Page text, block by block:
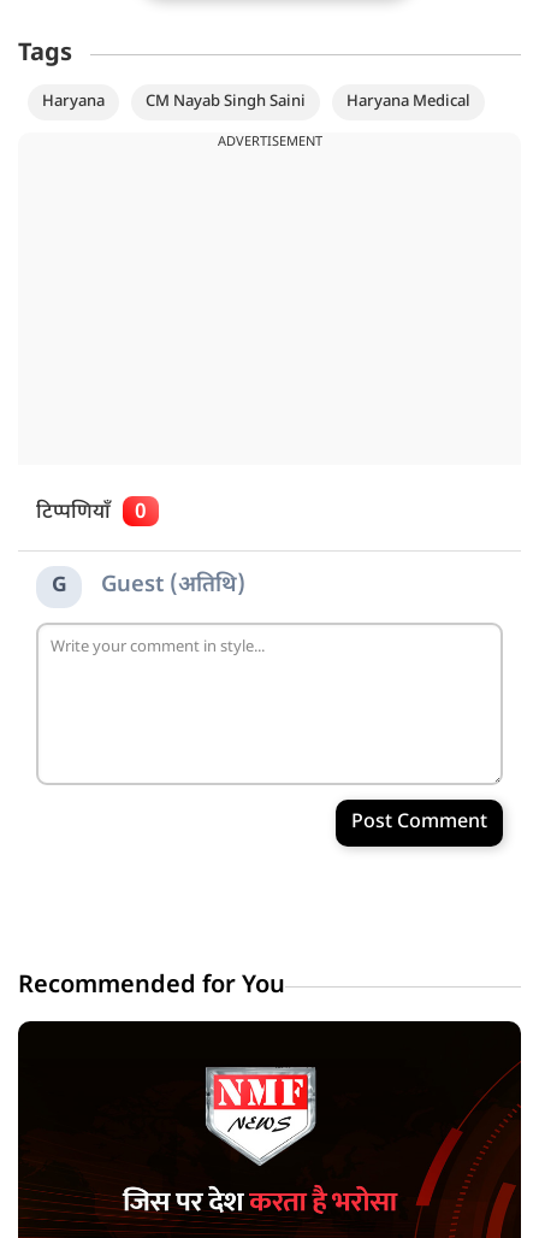
Tags
Haryana CM Nayab Singh Saini Haryana Medical
ADVERTISEMENT
टिप्पणियाँ 0
G Guest (अतिथि)
Post Comment
Recommended for You